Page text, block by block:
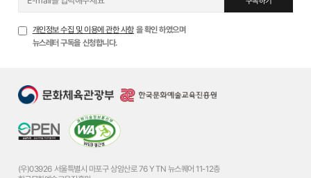
개인정보 수집 및 이용에 관한 사항 을 확인 하였으며
뉴스레터 구독을 신청합니다.
(우)03926 서울특별시 마포구 상암산로 76 YTN 뉴스퀘어 11-12층